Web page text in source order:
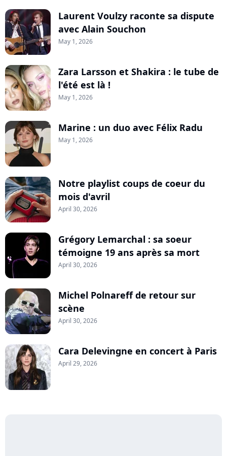
Laurent Voulzy raconte sa dispute
avec Alain Souchon
May 1, 2026
Zara Larsson et Shakira : le tube de
l'été est là !
May 1, 2026
Marine : un duo avec Félix Radu
May 1, 2026
Notre playlist coups de coeur du
mois d'avril
April 30, 2026
Grégory Lemarchal : sa soeur
témoigne 19 ans après sa mort
April 30, 2026
Michel Polnareff de retour sur
scène
April 30, 2026
Cara Delevingne en concert à Paris
April 29, 2026